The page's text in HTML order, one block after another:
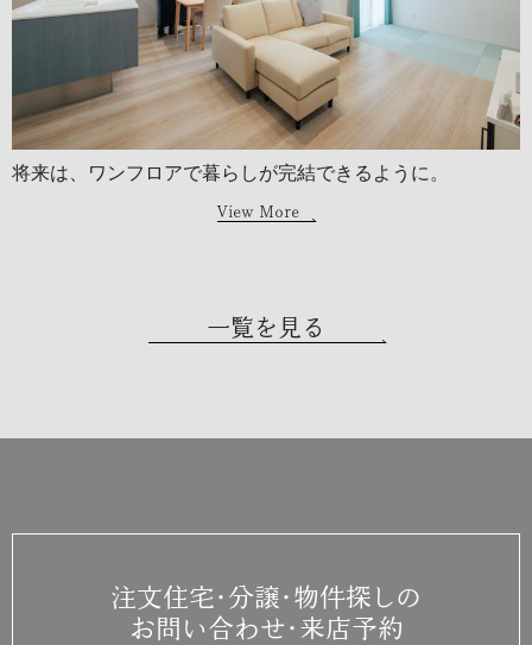
将来は、ワンフロアで暮らしが完結できるように。
View More
一覧を見る
注文住宅・分譲・物件探しの
お問い合わせ・来店予約